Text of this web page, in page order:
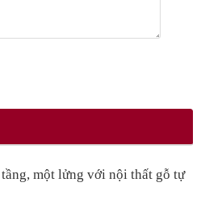
một lửng với nội thất gỗ tự